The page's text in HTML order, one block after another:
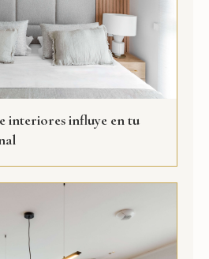
interiores influye en tu